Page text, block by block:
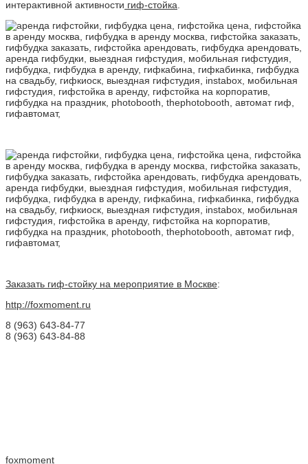
интерактивной активности гиф-стойка
Заказать гиф-стойку на мероприятие в Москве:
http://foxmoment.ru
8 (963) 643-84-77
8 (963) 643-84-88
foxmoment